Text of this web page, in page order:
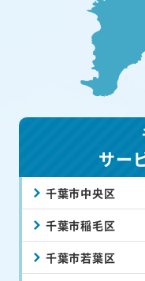
サー
千葉市中央区
千葉市稲毛区
千葉市若葉区